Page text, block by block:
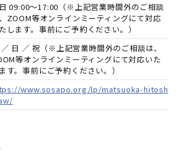
09:00～17:00（※上記営業時間外のご相談
ZOOM等オンラインミーティングにて対応
します。事前にご予約ください。）
日 ／ 祝（※上記営業時間外のご相談は、
等オンラインミーティングにて対応いた
す。事前にご予約ください。）
www.sosapo.org/lp/matsuoka-hitosh